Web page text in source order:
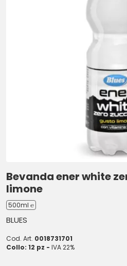
Bevanda ener white
limone
500ml ℮
BLUES
Cod. Art. 0018731701
Collo: 12 pz - IVA 22%